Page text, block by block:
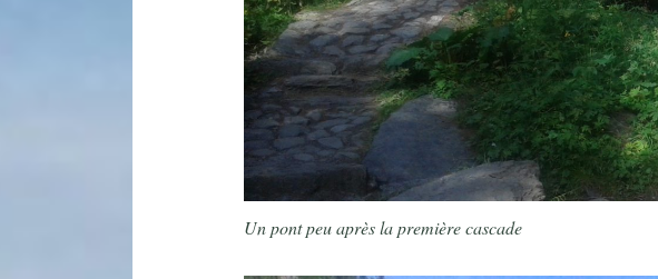
Un pont peu après la première cascade